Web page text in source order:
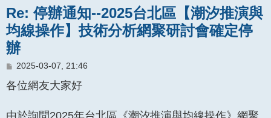
Re: 停辦通知--2025台北區【潮汐推演與
均線操作】技術分析網聚研討會確定停
辦
文
2025-03-07, 21:46
各位網友大家好